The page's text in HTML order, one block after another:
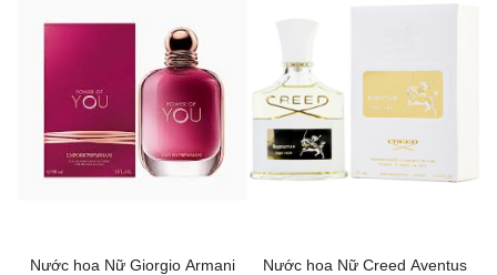
Nước hoa Nữ Giorgio Armani
Nước hoa Nữ Creed Aventus